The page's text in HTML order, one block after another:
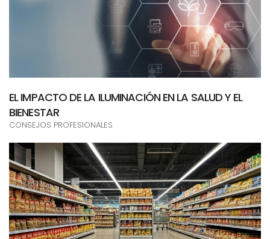
EL IMPACTO DE LA ILUMINACIÓN EN LA SALUD Y EL
BIENESTAR
CONSEJOS PROFESIONALES